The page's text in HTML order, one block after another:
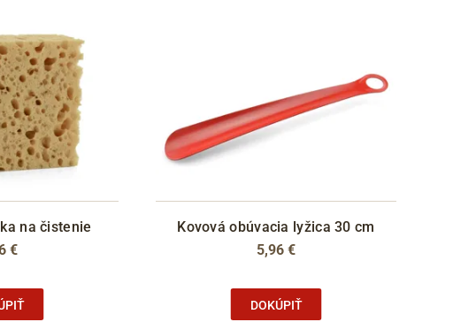
na čistenie
€
Kovová obúvacia lyžica 30 cm
5,96 €
DOKÚPIŤ